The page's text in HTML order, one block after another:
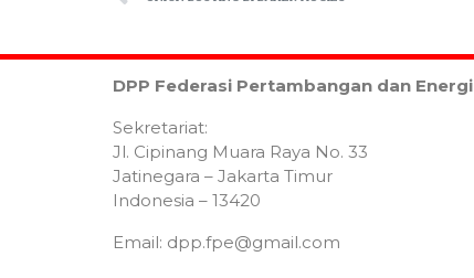
DPP Federasi Pertambangan dan Energi
Sekretariat:
Jl. Cipinang Muara Raya No. 33
Jatinegara – Jakarta Timur
Indonesia – 13420
Email: dpp.fpe@gmail.com